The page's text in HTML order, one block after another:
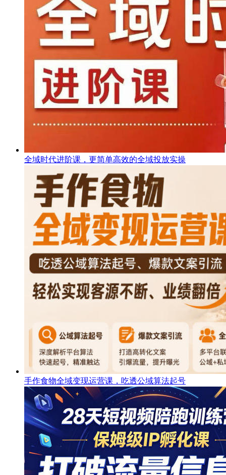
全域时代进阶课，更简单高效的全域投放实操
手作食物全域变现运营课，吃透公域算法起号